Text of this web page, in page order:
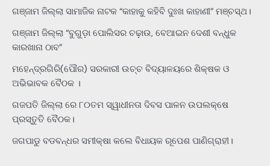
ଗଞ୍ଜାମ ଜିଲ୍ଲା ସାମାଜିକ ନାଟକ “କାହାକୁ କହିବି ଦୁଃଖ କାହାଣୀ” ମଞ୍ଚସ୍ଥ।
ଗଞ୍ଜାମ ଜିଲ୍ଲା “ବୁଗୁଡ଼ା ପୋଲିସର ଚଢ଼ାଉ, ବେଆଇନ ଦେଶୀ ବନ୍ଧୁକ
କାରଖାନା ଠାବ”
ମହେନ୍ଦ୍ରଗିରି(ପୌର) ସରକାରୀ ଉଚ୍ଚ ବିଦ୍ୟାଳୟରେ ଶିକ୍ଷକ ଓ
ଅଭିଭାବକ ବୈଠକ ।
ଗଜପତି ଜିଲ୍ଲା ରେ ୮୦ତମ ସ୍ୱାଧୀନତା ଦିବସ ପାଳନ ଉପଲକ୍ଷେ
ପ୍ରସ୍ତୁତି ବୈଠକ।
ଜଗପାଡୁ ବଡବନ୍ଧର ସମୀକ୍ଷା କଲେ ବିଧାୟକ ରୂପେଶ ପାଣିଗ୍ରାହୀ।